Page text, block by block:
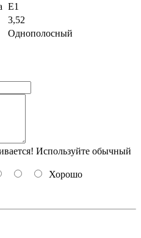
Е1
3,52
Однополосный
Используйте обычный
Хорошо